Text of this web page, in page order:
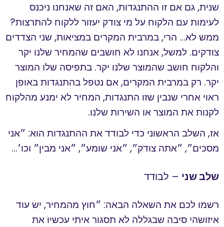
שנית, גם אם זו ההתנגדות, האם זה שאנחנו ניכנס
לעימות עם הלקוח על מי צודק יעזור ללקוח להתרצות?
ממש לא… הרי, במרבית המקרים במציאות, שני הצדדים
צודקים. למשל, אנחנו לא חושבים שהמחיר שלנו יקר
והלקוח חושב שהמוצר שלנו יקר. בתפיסה שלו המוצר
יקר. רק במרבית המקרים, אם נטפל בהתנגדות באופן
ראוי אחרי שנבין שזו התנגדות, המחיר לא ימנע מהלקוח
לקנות את המוצר או השירות שלנו.
אז, השלב הראשוני כדי לבודד את ההתנגדות הוא: ״אני
מסכים״, ״אתה צודק״, ״אני שומע״, ״אני מבין״ וכו׳…
שלב שני – לבודד
רשמו לכם את השאלה הבאה: ״חוץ מהמחיר, יש עוד
איזושהי סיבה שבגללה לא תסגור איתי עכשיו את